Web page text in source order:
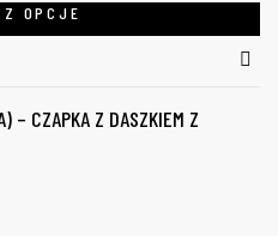
OPCJE
– CZAPKA Z DASZKIEM Z